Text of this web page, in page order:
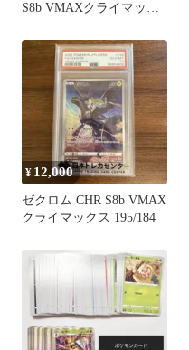
S8b VMAXクライマック
¥ 12,000
ゼクロム CHR S8b VMAX
クライマックス 195/184